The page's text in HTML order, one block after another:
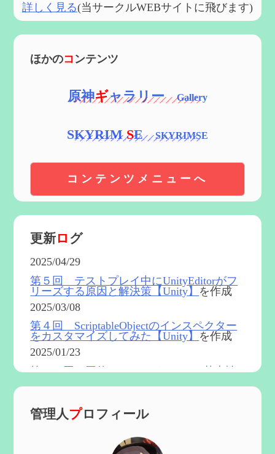
詳しく見る(当サークルWEBサイトに飛びます)
ほかのコ ンテンツ
原神ギャラリー
SKYRIMSE
コンテンツメニューへ
更新ロ グ
2025/04/29
第５回 テストプレイ中にUnityEditorがフ
リーズする原因と解決策【Unity】 を作成
2025/03/08
第４回 ScriptableObjectのインスペクター
をカスタマイズしてみた【Unity】 を作成
2025/01/23
第５４回 召使(アルレッキーノ)の基本性
第６０回 炎神マーヴィカの性能、探索に
管理人プロフィール